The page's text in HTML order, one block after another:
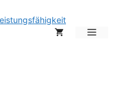
Menü